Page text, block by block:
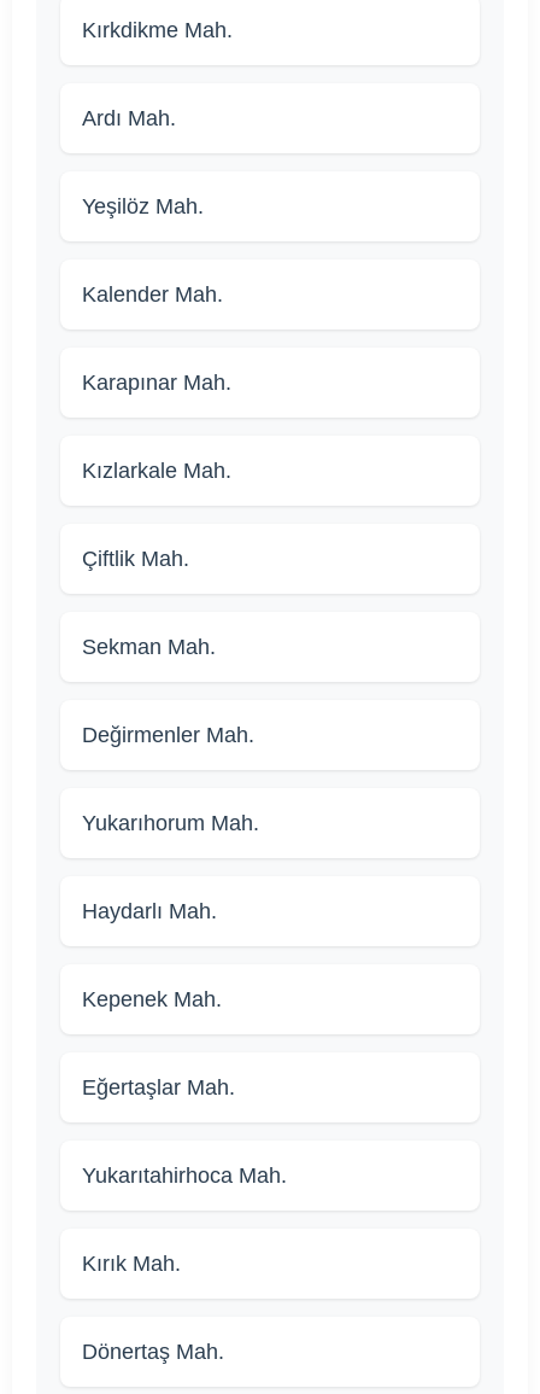
Kırkdikme Mah.
Ardı Mah.
Yeşilöz Mah.
Kalender Mah.
Karapınar Mah.
Kızlarkale Mah.
Çiftlik Mah.
Sekman Mah.
Değirmenler Mah.
Yukarıhorum Mah.
Haydarlı Mah.
Kepenek Mah.
Eğertaşlar Mah.
Yukarıtahirhoca Mah.
Kırık Mah.
Dönertaş Mah.